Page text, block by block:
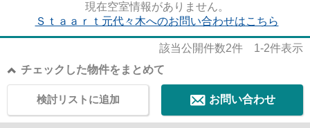
現在空室情報がありません。
Ｓｔａａｒｔ元代々木へのお問い合わせはこちら
該当公開件数2件 1-2件表示
チェックした物件をまとめて
お問い合わせ
検討リストに追加